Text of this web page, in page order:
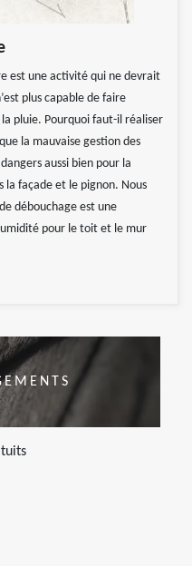
est une activité qui ne devrait
plus capable de faire
pluie. Pourquoi faut-il réaliser
la mauvaise gestion des
aussi bien pour la
la façade et le pignon. Nous
débouchage est une
pour le toit et le mur